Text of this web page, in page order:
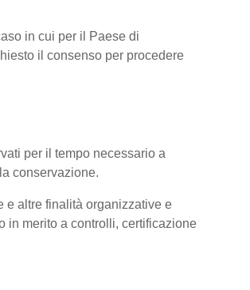
in cui per il Paese di
il consenso per procedere
per il tempo necessario a
conservazione.
e altre finalità organizzative e
in merito a controlli, certificazione